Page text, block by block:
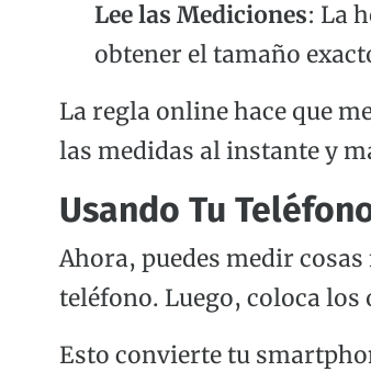
Lee las Mediciones: La
obtener el tamaño
La regla online hace que
las medidas al instante y
Usando Tu
Ahora, puedes medir
teléfono. Luego, coloca
Esto convierte tu